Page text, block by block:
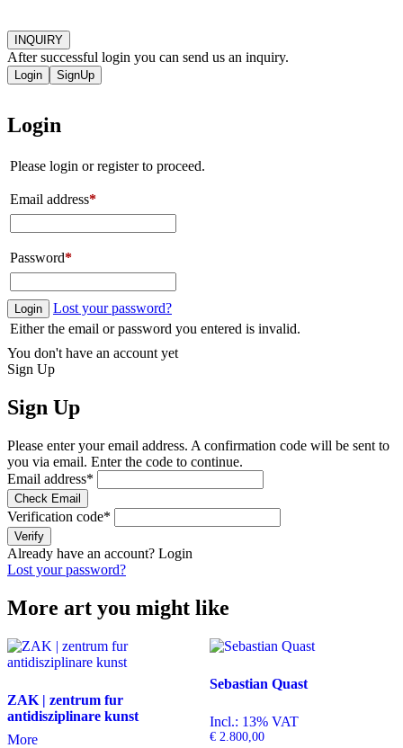
INQUIRY
After successful login you can send us an inquiry.
Login SignUp
Login
Please login or register to proceed.
Email address*
Password*
Login
Lost your password?
Either the email or password you entered is invalid.
You don't have an account yet
Sign Up
Sign Up
Please enter your email address. A confirmation code will be sent to
you via email. Enter the code to continue.
Email address*
Check Email
Verification code*
Verify
Already have an account? Login
Lost your password?
More art you might like
ZAK | zentrum fur
antidisziplinare kunst
More
Sebastian Quast
Incl.: 13% VAT
€2.800,00